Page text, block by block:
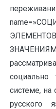
социально
системе, на
русского